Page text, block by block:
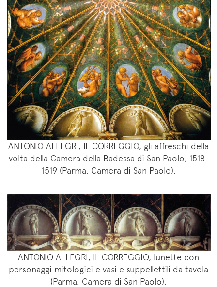
ANTONIO ALLEGRI, IL CORREGGIO, gli affreschi della
volta della Camera della Badessa di San Paolo, 1518-
1519 (Parma, Camera di San Paolo).
ANTONIO ALLEGRI, IL CORREGGIO, lunette con
personaggi mitologici e vasi e suppellettili da tavola
(Parma, Camera di San Paolo).